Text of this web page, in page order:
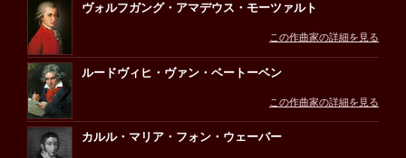
ヴォルフガング・アマデウス・モーツァルト
この作曲家の詳細を見る
ルードヴィヒ・ヴァン・ベートーベン
この作曲家の詳細を見る
カルル・マリア・フォン・ウェーバー